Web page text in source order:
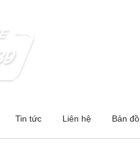
Tin tức Liên hệ Bản đồ